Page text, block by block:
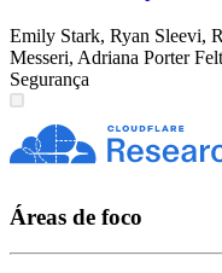
Emily Stark, Ryan Sleevi,
Messeri, Adriana Porter Felt
Segurança
Áreas de foco